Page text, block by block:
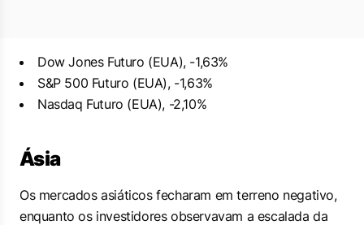
Dow Jones Futuro (EUA), -1,63%
S&P 500 Futuro (EUA), -1,63%
Nasdaq Futuro (EUA), -2,10%
Ásia
Os mercados asiáticos fecharam em terreno negativo,
enquanto os investidores observavam a escalada da